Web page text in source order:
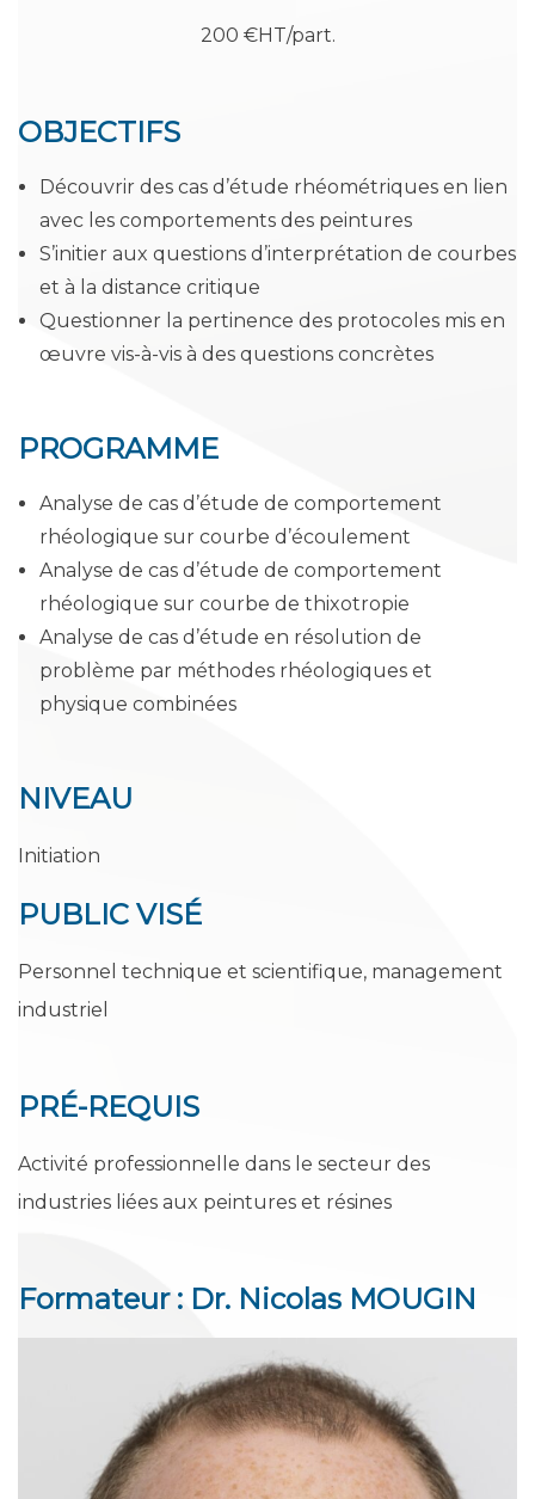
200 €HT/part.
OBJECTIFS
Découvrir des cas d’étude rhéométriques en lien
avec les comportements des peintures
S’initier aux questions d’interprétation de courbes
et à la distance critique
Questionner la pertinence des protocoles mis en
œuvre vis-à-vis à des questions concrètes
PROGRAMME
Analyse de cas d’étude de comportement
rhéologique sur courbe d’écoulement
Analyse de cas d’étude de comportement
rhéologique sur courbe de thixotropie
Analyse de cas d’étude en résolution de
problème par méthodes rhéologiques et
physique combinées
NIVEAU
Initiation
PUBLIC VISÉ
Personnel technique et scientifique, management
industriel
PRÉ-REQUIS
Activité professionnelle dans le secteur des
industries liées aux peintures et résines
Formateur : Dr. Nicolas MOUGIN